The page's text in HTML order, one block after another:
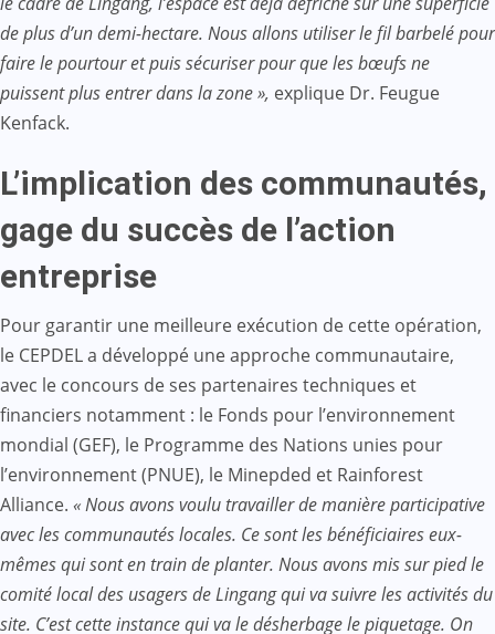
de plus d’un demi-hectare. Nous allons utiliser le fil barbelé pour
faire le pourtour et puis sécuriser pour que les bœufs ne
puissent plus entrer dans la zone », explique Dr. Feugue
Kenfack.
L’implication des communautés,
gage du succès de l’action
entreprise
Pour garantir une meilleure exécution de cette opération,
le CEPDEL a développé une approche communautaire,
avec le concours de ses partenaires techniques et
financiers notamment : le Fonds pour l’environnement
mondial (GEF), le Programme des Nations unies pour
l’environnement (PNUE), le Minepded et Rainforest
Alliance. « Nous avons voulu travailler de manière participative
avec les communautés locales. Ce sont les bénéficiaires eux-
mêmes qui sont en train de planter. Nous avons mis sur pied le
comité local des usagers de Lingang qui va suivre les activités du
site. C’est cette instance qui va le désherbage le piquetage. On